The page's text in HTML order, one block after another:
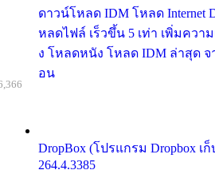
ดาวน์โหลด IDM โหลด Internet
หลดไฟล์ เร็วขึ้น 5 เท่า เพิ่มควา
ง โหลดหนัง โหลด IDM ล่าสุด จ
อน
DropBox (โปรแกรม Dropbox เ
264.4.3385